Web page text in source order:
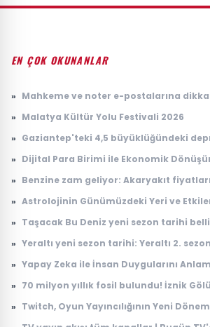
EN ÇOK OKUNANLAR
» Mahkeme ve noter e-postalarına
» Malatya Kültür Yolu Festivali 2026
» Gaziantep'teki 4,5 büyüklüğündeki
» Dijital Para Birimi ile Ekonomik
» Benzine zam geliyor: Akaryakıt
» Astrolojinin Günümüzdeki Yeri ve
» Taşacak Bu Deniz yeni sezon tarihi
» Yeraltı yeni sezon tarihi: Yeraltı 2.
» Yapay Zeka ile İnsan Duygularını
» 70 milyon yıllık fosil bulundu! İznik
» Twitch, Oyun Yayıncılığının Yeni